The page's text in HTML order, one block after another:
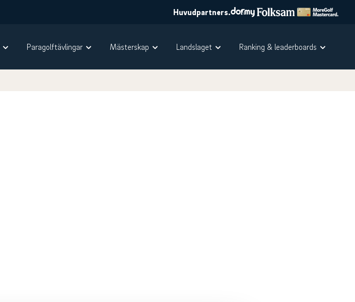
Huvudpartners.
Paragolftävlingar Mästerskap Landslaget Ranking & leaderboards